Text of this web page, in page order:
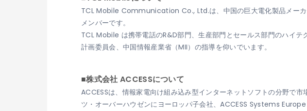
TCL Mobile Communication Co., Ltd.は、中国の巨大電化製品メー
メンバーです。
TCL Mobile は携帯電話のR&D部門、生産部門とセールス部門のハイ
計画委員会、中国情報産業省（MII）の指導を仰いでいます。
■株式会社 ACCESSについて
ACCESSは、情報家電向け組み込み型インターネットソフトの分野で
ツ・オーバーハウゼンにヨーロッパ子会社、ACCESS Systems